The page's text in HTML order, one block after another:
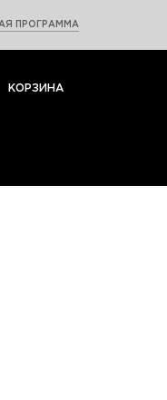
ПРОГРАММА
КОРЗИНА